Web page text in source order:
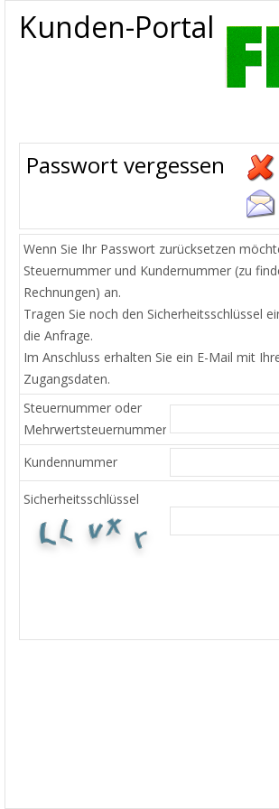
Kunden-Portal
Passwort vergessen
Wenn Sie Ihr Passwort zurücksetzen
Steuernummer und Kundernummer (zu
Rechnungen) an.
Tragen Sie noch den Sicherheitsschlüssel
die Anfrage.
Im Anschluss erhalten Sie ein E-Mail mit
Zugangsdaten.
Steuernummer oder
Mehrwertsteuernummer
Kundennummer
Sicherheitsschlüssel